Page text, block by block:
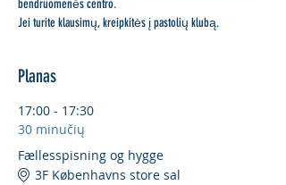
bendruomenės centro.
Jei turite klausimų, kreipkitės į pastolių klubą.
Planas
17:00 - 17:30
30 minučių
Fællesspisning og hygge
3F Københavns store sal